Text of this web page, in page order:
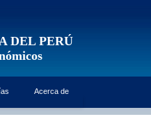
DEL PERÚ
Acerca de